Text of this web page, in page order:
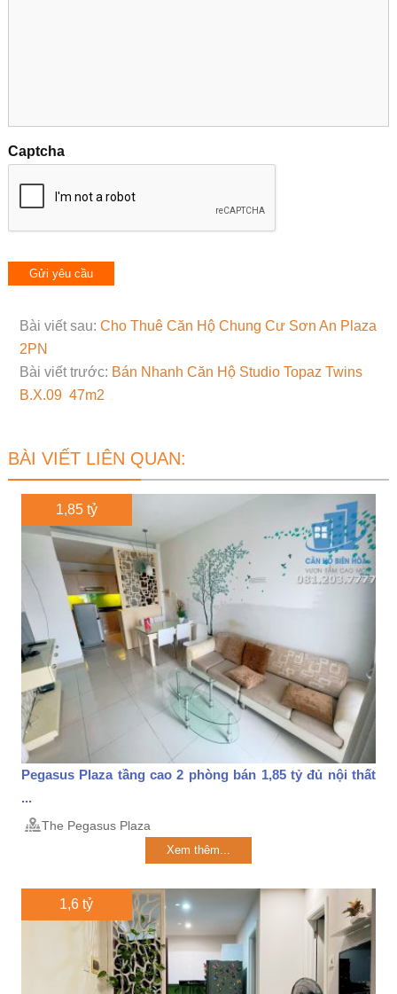
Captcha
Bài viết sau: Cho Thuê Căn Hộ Chung Cư Sơn An Plaza
2PN
Bài viết trước: Bán Nhanh Căn Hộ Studio Topaz Twins
B.X.09 47m2
BÀI VIẾT LIÊN QUAN:
1,85 tỷ
Pegasus Plaza tầng cao 2 phòng bán 1,85 tỷ đủ nội thất
...
The Pegasus Plaza
Xem thêm...
1,6 tỷ